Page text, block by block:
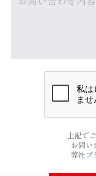
上記で
お問い
弊社プ